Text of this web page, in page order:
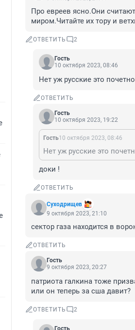
Про евреев ясно.Они
миром.Читайте их тору и
ОТВЕТИТЬ 2
Гость
10 октября 2023, 08:46
Нет уж русские это
ОТВЕТИТЬ
Гость
10 октября 2023, 19:22
Гость10 октября 2023, 08:46
Нет уж русские это
доки !
ОТВЕТИТЬ
Суходрищев
9 октября 2023, 21:10
сектор газа находится в
ОТВЕТИТЬ
Гость
9 октября 2023, 20:27
патриота галкина тоже
или он теперь за сша давит?
ОТВЕТИТЬ 2
Гость